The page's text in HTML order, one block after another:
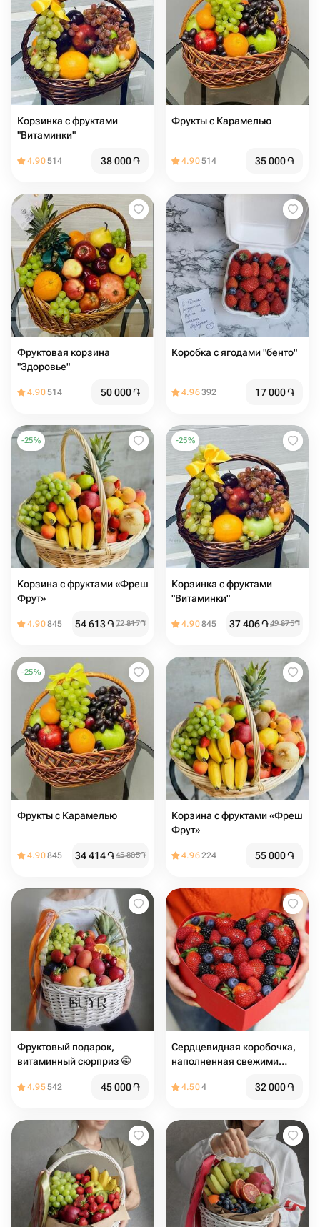
Корзинка с фруктами
"Витаминки"
4.90514 38 000֏
Фрукты с Карамелью
4.90514 35 000֏
Фруктовая корзина
"Здоровье"
4.90514 50 000֏
Коробка с ягодами "бенто"
4.96392 17 000֏
-25%
Корзина с фруктами «Фреш
Фрут»
4.90845 54 613֏72 817֏
-25%
Корзинка с фруктами
"Витаминки"
4.90845 37 406֏49 875֏
-25%
Фрукты с Карамелью
4.90845 34 414֏45 885֏
Корзина с фруктами «Фреш
Фрут»
4.96224 55 000֏
Фруктовый подарок,
витаминный сюрприз 🤭
4.95542 45 000֏
Сердцевидная коробочка,
наполненная свежими
4.504 32 000֏